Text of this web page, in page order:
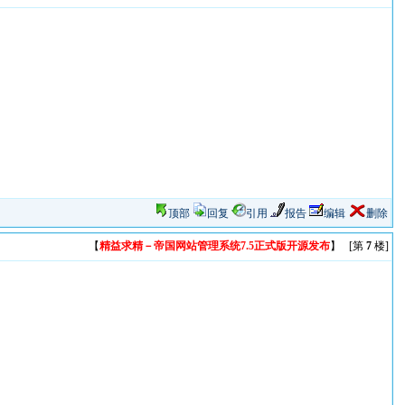
顶部 回复 引用 报告 编辑 删除
【精益求精－帝国网站管理系统7.5正式版开源发布】 [第 7楼]